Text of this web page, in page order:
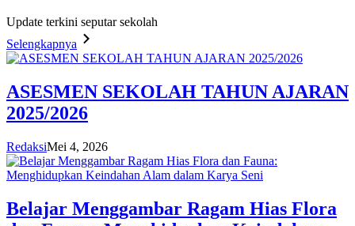
Update terkini seputar sekolah
Selengkapnya
ASESMEN SEKOLAH TAHUN AJARAN
2025/2026
RedaksiMei 4, 2026
Belajar Menggambar Ragam Hias Flora